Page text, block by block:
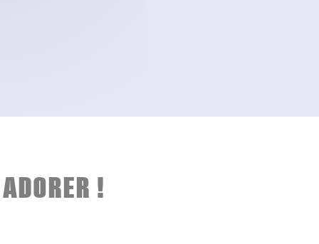
!